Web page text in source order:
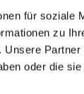
für soziale
zu
oder die